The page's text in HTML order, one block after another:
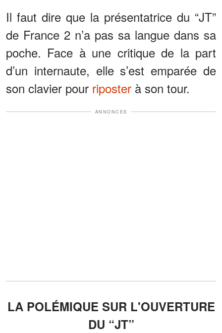
Il faut dire que la présentatrice du “JT”
de France 2 n’a pas sa langue dans sa
poche. Face à une critique de la part
d’un internaute, elle s’est emparée de
son clavier pour riposter à son tour.
ANNONCES
LA POLÉMIQUE SUR L'OUVERTURE
DU “JT”